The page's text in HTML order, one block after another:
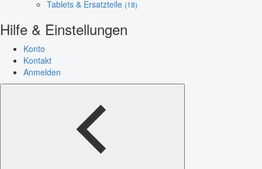
Tablets & Ersatzteile (18)
Hilfe & Einstellungen
Konto
Kontakt
Anmelden